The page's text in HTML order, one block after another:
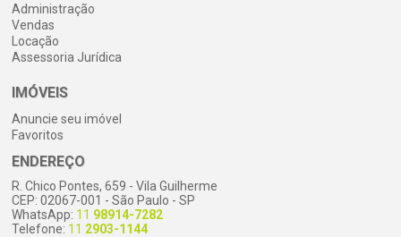
Administração
Vendas
Locação
Assessoria Jurídica
IMÓVEIS
Anuncie seu imóvel
Favoritos
ENDEREÇO
R. Chico Pontes, 659 - Vila Guilherme
CEP: 02067-001 - São Paulo - SP
WhatsApp: 11 98914-7282
Telefone: 11 2903-1144